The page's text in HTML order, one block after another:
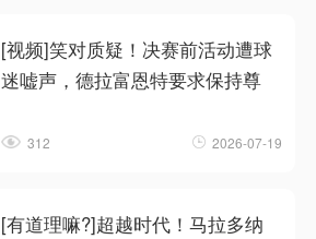
[视频]笑对质疑！决赛前活动遭球
迷嘘声，德拉富恩特要求保持尊
312 2026-07-19
[有道理嘛?]超越时代！马拉多纳